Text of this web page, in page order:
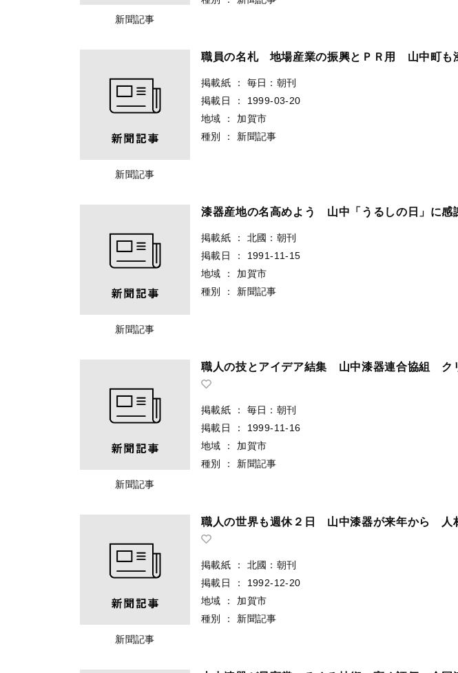
新聞記事
新聞記事
職員の名札 地場産業の振興とＰＲ用 山中町も
掲載紙 ：
毎日：朝刊
掲載日
：
1999-03-20
地域
：
加賀市
種別
： 新聞記事
新聞記事
漆器産地の名高めよう 山中「うるしの日」に感
掲載紙 ：
北國：朝刊
掲載日
：
1991-11-15
地域
：
加賀市
種別
： 新聞記事
新聞記事
職人の技とアイデア結集 山中漆器連合協組 ク
掲載紙 ：
毎日：朝刊
掲載日
：
1999-11-16
地域
：
加賀市
種別
： 新聞記事
新聞記事
職人の世界も週休２日 山中漆器が来年から 人
掲載紙 ：
北國：朝刊
掲載日
：
1992-12-20
地域
：
加賀市
種別
： 新聞記事